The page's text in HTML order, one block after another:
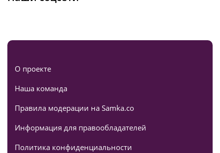
О проекте
Наша команда
Правила модерации на Samka.co
Информация для правообладателей
Политика конфиденциальности